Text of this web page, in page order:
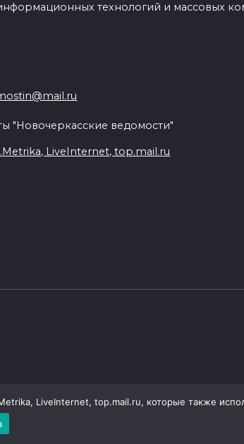
технологий и массовых
"Новочеркасские ведомости"
LiveInternet, top.mail.ru
LiveInternet, top.mail.ru, которые также